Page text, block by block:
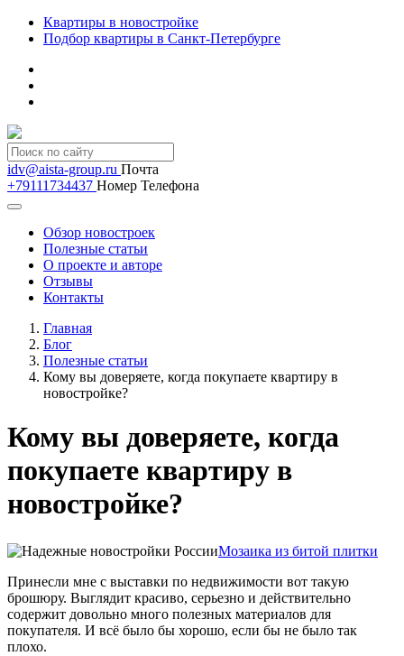
Квартиры в новостройке
Подбор квартиры в Санкт-Петербурге
idv@aista-group.ru Почта
+79111734437 Номер Телефона
Обзор новостроек
Полезные статьи
О проекте и авторе
Отзывы
Контакты
Главная
Блог
Полезные статьи
Кому вы доверяете, когда покупаете квартиру в
новостройке?
Кому вы доверяете, когда
покупаете квартиру в
новостройке?
Мозаика из битой плитки
Принесли мне с выставки по недвижимости вот такую
брошюру. Выглядит красиво, серьезно и действительно
содержит довольно много полезных материалов для
покупателя. И всё было бы хорошо, если бы не было так
плохо.